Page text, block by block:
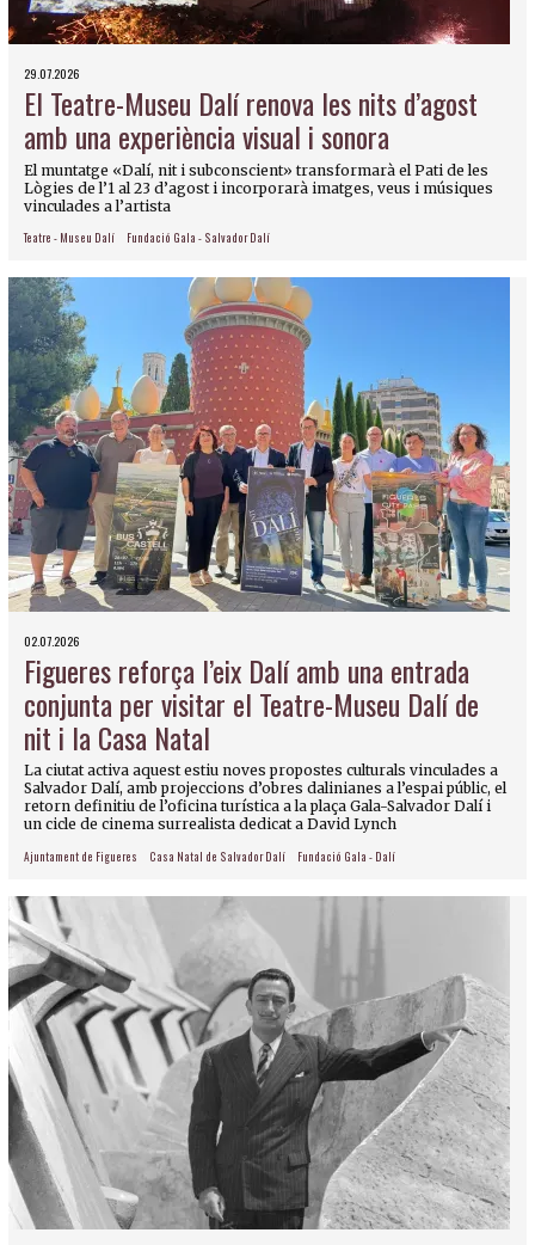
29.07.2026
El Teatre-Museu Dalí renova les nits d’agost
amb una experiència visual i sonora
El muntatge «Dalí, nit i subconscient» transformarà el Pati de les
Lògies de l’1 al 23 d’agost i incorporarà imatges, veus i músiques
vinculades a l’artista
Teatre - Museu Dalí Fundació Gala - Salvador Dalí
02.07.2026
Figueres reforça l’eix Dalí amb una entrada
conjunta per visitar el Teatre-Museu Dalí de
nit i la Casa Natal
La ciutat activa aquest estiu noves propostes culturals vinculades a
Salvador Dalí, amb projeccions d’obres dalinianes a l’espai públic, el
retorn definitiu de l’oficina turística a la plaça Gala-Salvador Dalí i
un cicle de cinema surrealista dedicat a David Lynch
Ajuntament de Figueres Casa Natal de Salvador Dalí Fundació Gala - Dalí